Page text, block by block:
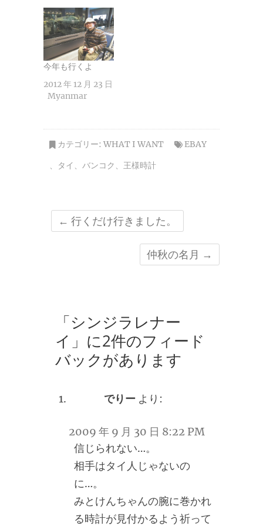
今年も行くよ
2012 年 12 月 23 日
Myanmar
カテゴリー: WHAT I WANT
EBAY
タイ バンコク 王様時計
← 行くだけ行きました。
仲秋の名月 →
「シンジラレナー
イ」に2件のフィード
バックがあります
でりー より:
2009 年 9 月 30 日 8:22 PM
信じられない…。
相手はタイ人じゃないの
に…。
みとけんちゃんの腕に巻かれ
る時計が見付かるよう祈って